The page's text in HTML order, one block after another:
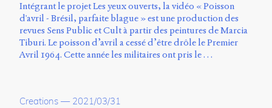
Intégrant le projet Les yeux ouverts, la vidéo « Poisson
d'avril - Brésil, parfaite blague » est une production des
revues Sens Public et Cult à partir des peintures de Marcia
Tiburi. Le poisson d’avril a cessé d’être drôle le Premier
Avril 1964. Cette année les militaires ont pris le …
Creations — 2021/03/31